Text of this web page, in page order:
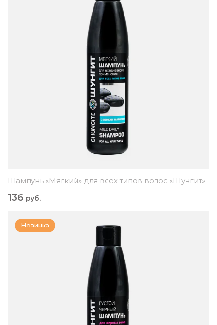
Шампунь «Мягкий» для всех типов волос «Шунгит»
136 руб.
Новинка